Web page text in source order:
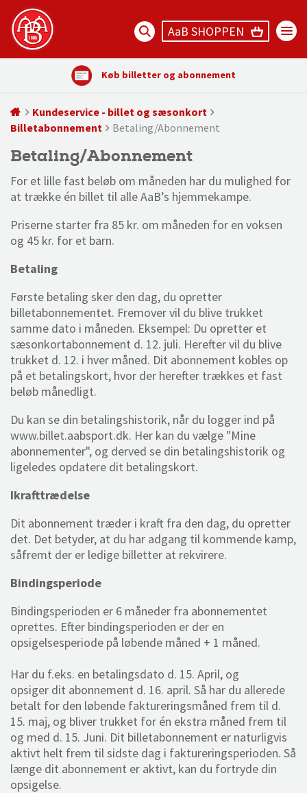
AaB SHOPPEN
Køb billetter og abonnement
Kundeservice - billet og sæsonkort
Billetabonnement
Betaling/Abonnement
Betaling/Abonnement
For et lille fast beløb om måneden har du mulighed for
at trække én billet til alle AaB’s hjemmekampe.
Priserne starter fra 85 kr. om måneden for en voksen
og 45 kr. for et barn.
Betaling
Første betaling sker den dag, du opretter
billetabonnementet. Fremover vil du blive trukket
samme dato i måneden. Eksempel: Du opretter et
sæsonkortabonnement d. 12. juli. Herefter vil du blive
trukket d. 12. i hver måned. Dit abonnement kobles op
på et betalingskort, hvor der herefter trækkes et fast
beløb månedligt.
Du kan se din betalingshistorik, når du logger ind på
www.billet.aabsport.dk. Her kan du vælge "Mine
abonnementer", og derved se din betalingshistorik og
ligeledes opdatere dit betalingskort.
Ikrafttrædelse
Dit abonnement træder i kraft fra den dag, du opretter
det. Det betyder, at du har adgang til kommende kamp,
såfremt der er ledige billetter at rekvirere.
Bindingsperiode
Bindingsperioden er 6 måneder fra abonnementet
oprettes. Efter bindingsperioden er der en
opsigelsesperiode på løbende måned + 1 måned.
Har du f.eks. en betalingsdato d. 15. April, og
opsiger dit abonnement d. 16. april. Så har du allerede
betalt for den løbende faktureringsmåned frem til d.
15. maj, og bliver trukket for én ekstra måned frem til
og med d. 15. Juni. Dit billetabonnement er naturligvis
aktivt helt frem til sidste dag i faktureringsperioden. Så
længe dit abonnement er aktivt, kan du fortryde din
opsigelse.